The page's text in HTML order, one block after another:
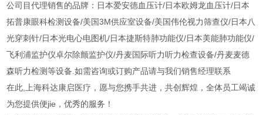
公司目代理销售的品牌：日本爱安德血压计/日本欧姆龙血压计/日本
拓普康眼科检测设备/美国3M供应室设备/美国伟伦视力筛查仪/日本八
光穿刺针/日本光电心电图机/日本捷斯特肺功能仪/日本美能肺功能仪/
飞利浦监护仪卓尔除颤监护仪/丹麦国际听力听力检查设备/丹麦麦德
森听力检测等设备.如需咨询或订购产品请与我们销售经理联系
在此,上海科达康启医疗，愿与您携手共进，共创辉煌，全体员工竭诚
为您提供便jie，优秀的服务！